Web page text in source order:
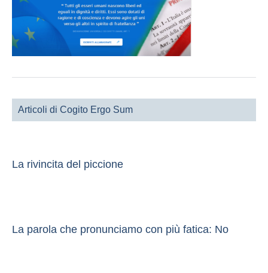
Articoli di Cogito Ergo Sum
La rivincita del piccione
La parola che pronunciamo con più fatica: No